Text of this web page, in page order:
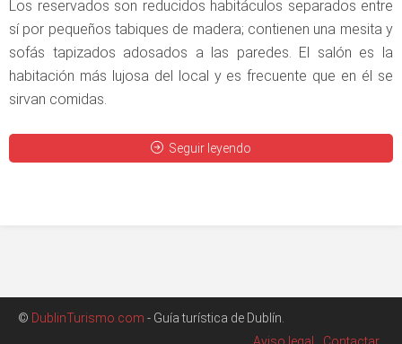
Los reservados son reducidos habitáculos separados entre
sí por pequeños tabiques de madera; contienen una mesita y
sofás tapizados adosados a las paredes. El salón es la
habitación más lujosa del local y es frecuente que en él se
sirvan comidas.
Seguir leyendo
© DublinTurismo.com - Guía turística de Dublín.